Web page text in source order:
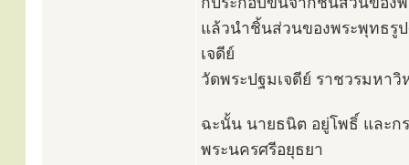
แล้วนำชิ้นส่วนของพระพุทธรู
เจดีย์
วัดพระปฐมเจดีย์ ราชวรมหา
ฉะนั้น นายธนิต อยู่โพธิ์ และก
พระนครศรีอยุธยา